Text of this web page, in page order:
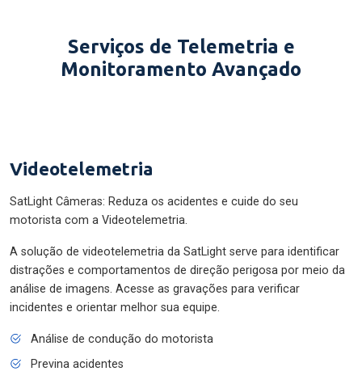
Serviços de Telemetria e
Monitoramento Avançado
Videotelemetria
SatLight Câmeras: Reduza os acidentes e cuide do seu
motorista com a Videotelemetria.
A solução de videotelemetria da SatLight serve para identificar
distrações e comportamentos de direção perigosa por meio da
análise de imagens. Acesse as gravações para verificar
incidentes e orientar melhor sua equipe.
Análise de condução do motorista
Previna acidentes